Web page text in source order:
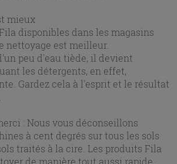
mieux
disponibles dans les magasins
nettoyage est meilleur.
peu d'eau tiède, il devient
les détergents, en effet,
Gardez cela à l'esprit et le résultat
: Nous vous déconseillons
à cent degrés sur tous les sols
traités à la cire. Les produits Fila
de manière tout aussi rapide,